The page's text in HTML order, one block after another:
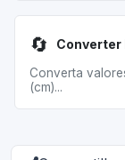
🔄
Converta
(cm)...